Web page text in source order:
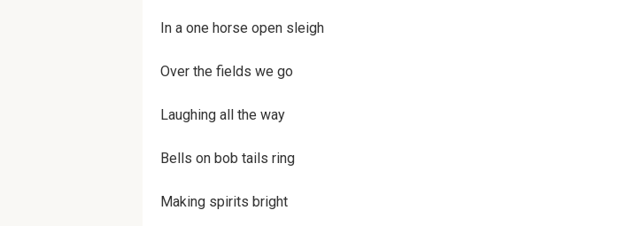
In a one horse open sleigh
Over the fields we go
Laugh­ing all the way
Bells on bob tails ring
Mak­ing spir­its bright